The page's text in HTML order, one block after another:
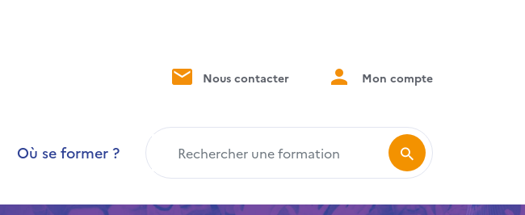
Nous contacter Mon compte
Où se former ?